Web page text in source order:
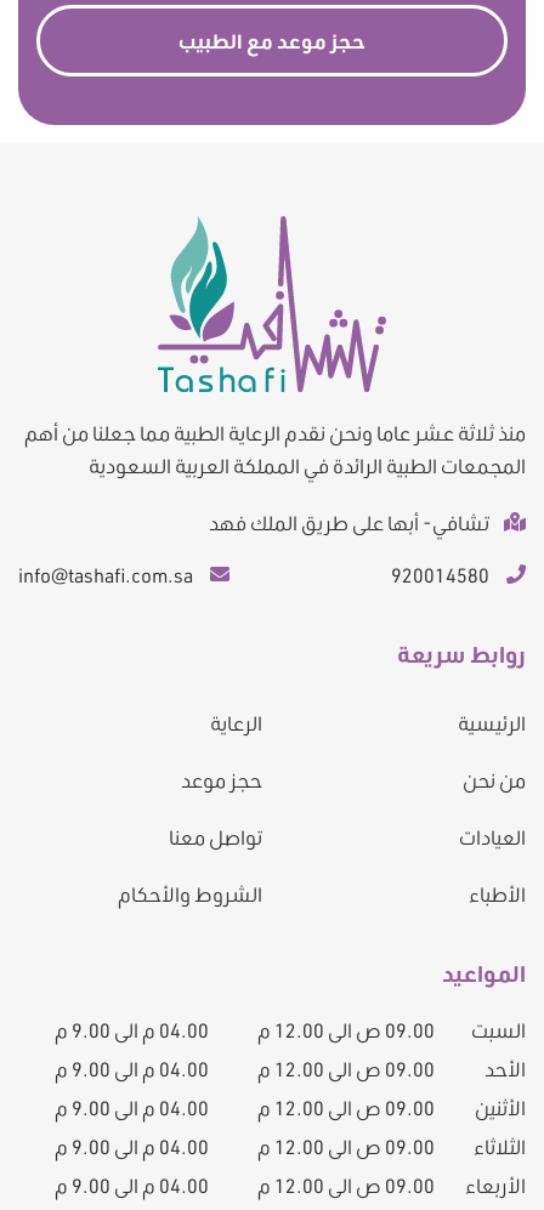
حجز موعد مع الطبيب
منذ ثلاثة عشر عاما ونحن نقدم الرعاية الطبية مما جعلنا من أهم
المجمعات الطبية الرائدة في المملكة العربية السعودية
تشافي- أبها على طريق الملك فهد
920014580
info@tashafi.com.sa
روابط سريعة
الرئيسية
من نحن
العيادات
الأطباء
الرعاية
حجز موعد
تواصل معنا
الشروط والأحكام
المواعيد
السبت 09.00 ص الى 12.00 م
04.00 م الى 9.00 م
الأحد
09.00 ص الى 12.00 م
04.00 م الى 9.00 م
الأثنين
09.00 ص الى 12.00 م
04.00 م الى 9.00 م
الثلاثاء
09.00 ص الى 12.00 م
04.00 م الى 9.00 م
الأربعاء
09.00 ص الى 12.00 م 04.00 م الى 9.00 م